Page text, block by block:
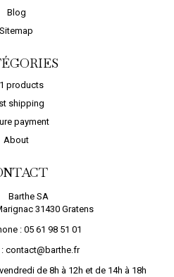
Blog
Sitemap
products
shipping
payment
About
Barthe SA
31430 Gratens
:05 61 98 51 01
contact@barthe.fr
de 8h à 12h et de 14h à 18h